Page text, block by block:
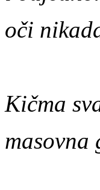
oči
Kičma